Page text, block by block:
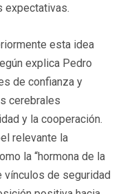
expectativas.
esta idea
explica Pedro
de confianza y
cerebrales
y la cooperación.
relevante la
la “hormona de la
vínculos de seguridad